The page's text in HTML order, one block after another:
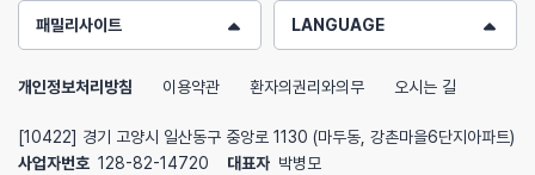
패밀리사이트 LANGUAGE
개인정보처리방침 이용약관 환자의권리와의무 오시는 길
[10422] 경기 고양시 일산동구 중앙로 1130 (마두동, 강촌마을6단지아파트)
사업자번호 128-82-14720 대표자 박병모